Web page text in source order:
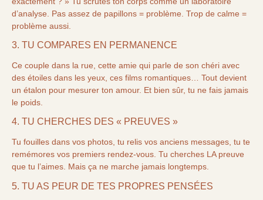
d’analyse. Pas assez de papillons = problème. Trop de calme =
problème aussi.
3. TU COMPARES EN PERMANENCE
Ce couple dans la rue, cette amie qui parle de son chéri avec
des étoiles dans les yeux, ces films romantiques… Tout devient
un étalon pour mesurer ton amour. Et bien sûr, tu ne fais jamais
le poids.
4. TU CHERCHES DES « PREUVES »
Tu fouilles dans vos photos, tu relis vos anciens messages, tu te
remémores vos premiers rendez-vous. Tu cherches LA preuve
que tu l’aimes. Mais ça ne marche jamais longtemps.
5. TU AS PEUR DE TES PROPRES PENSÉES